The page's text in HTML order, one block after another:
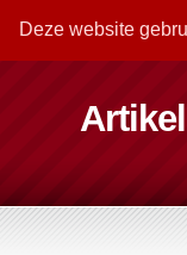
Deze website